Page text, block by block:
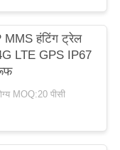
MMS हंटिंग ट्रेल
LTE GPS IP67
MOQ:20 पीसी